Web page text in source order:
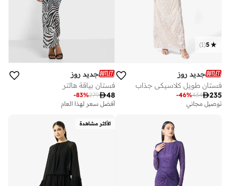
5
(
1
)
جديد روز
فستان طويل كلاسيكي جذاب
235
434
-46%
توصيل مجاني
جديد روز
فستان بياقة هالتر
48
279
-83%
أفضل سعر لهذا العام
الأكثر مشاهدة